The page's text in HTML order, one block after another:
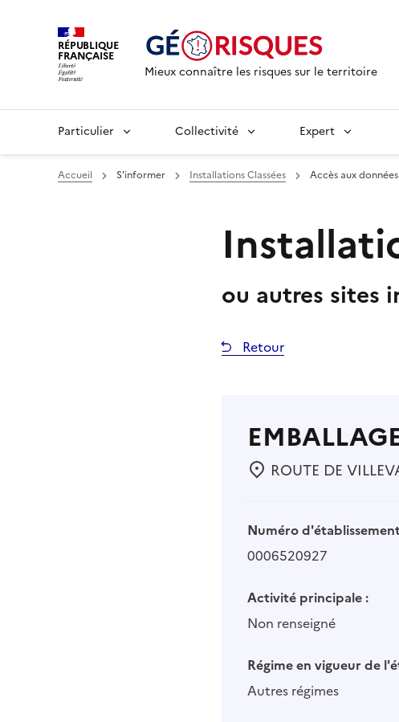
RÉPUBLIQUE
FRANÇAISE
Mieux connaître les risques sur le territoire
Particulier Collectivité Expert
Accueil S'informer Installations Classées Accès aux données
ou autres sites
Retour
ROUTE DE
Numéro
0006520927
Activité principale :
Non renseigné
Régime en vigueur de
Autres régimes